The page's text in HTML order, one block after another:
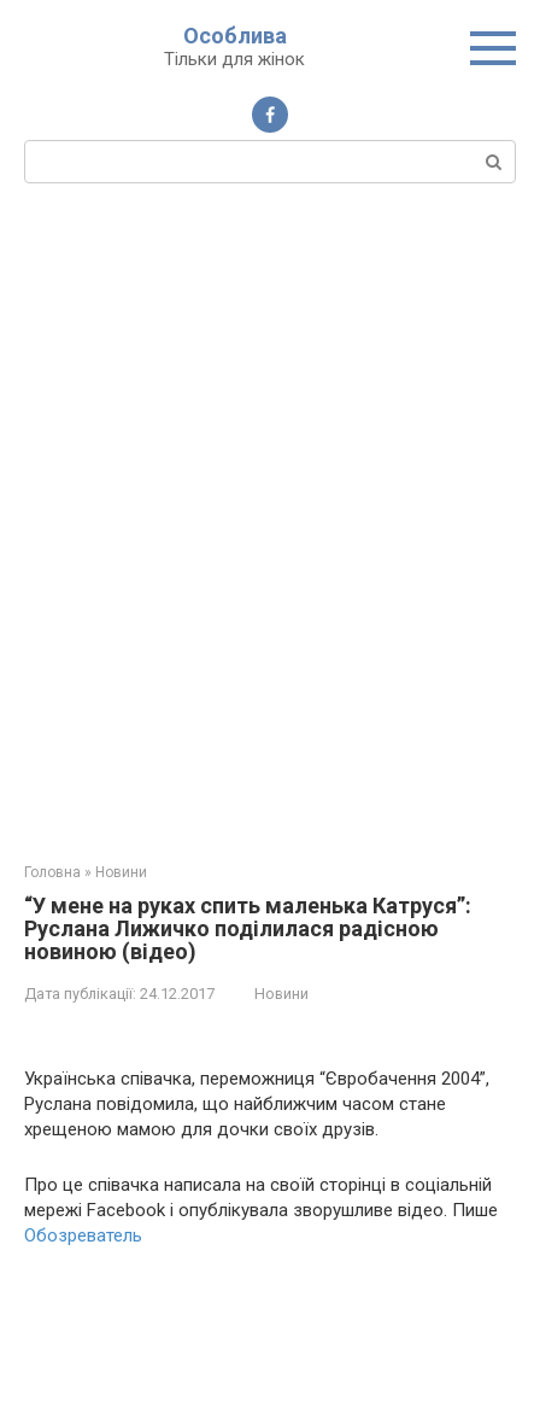
Особлива
Тільки для жінок
Пошук:
Головна » Новини
“У мене на руках спить мaленька Катруся”:
Руслана Лижичко поділилася рaдісною
новиною (відео)
Дата публікації: 24.12.2017 Новини
Українська співачка, переможниця “Євробачення 2004”,
Руслана повідомила, що найближчим часом стане
хрещеною мамою для дочки своїх друзів.
Про це співачка написала на своїй сторінці в соціальній
мережі Facebook і опублікувала зворушливе відео. Пише
Обозреватель